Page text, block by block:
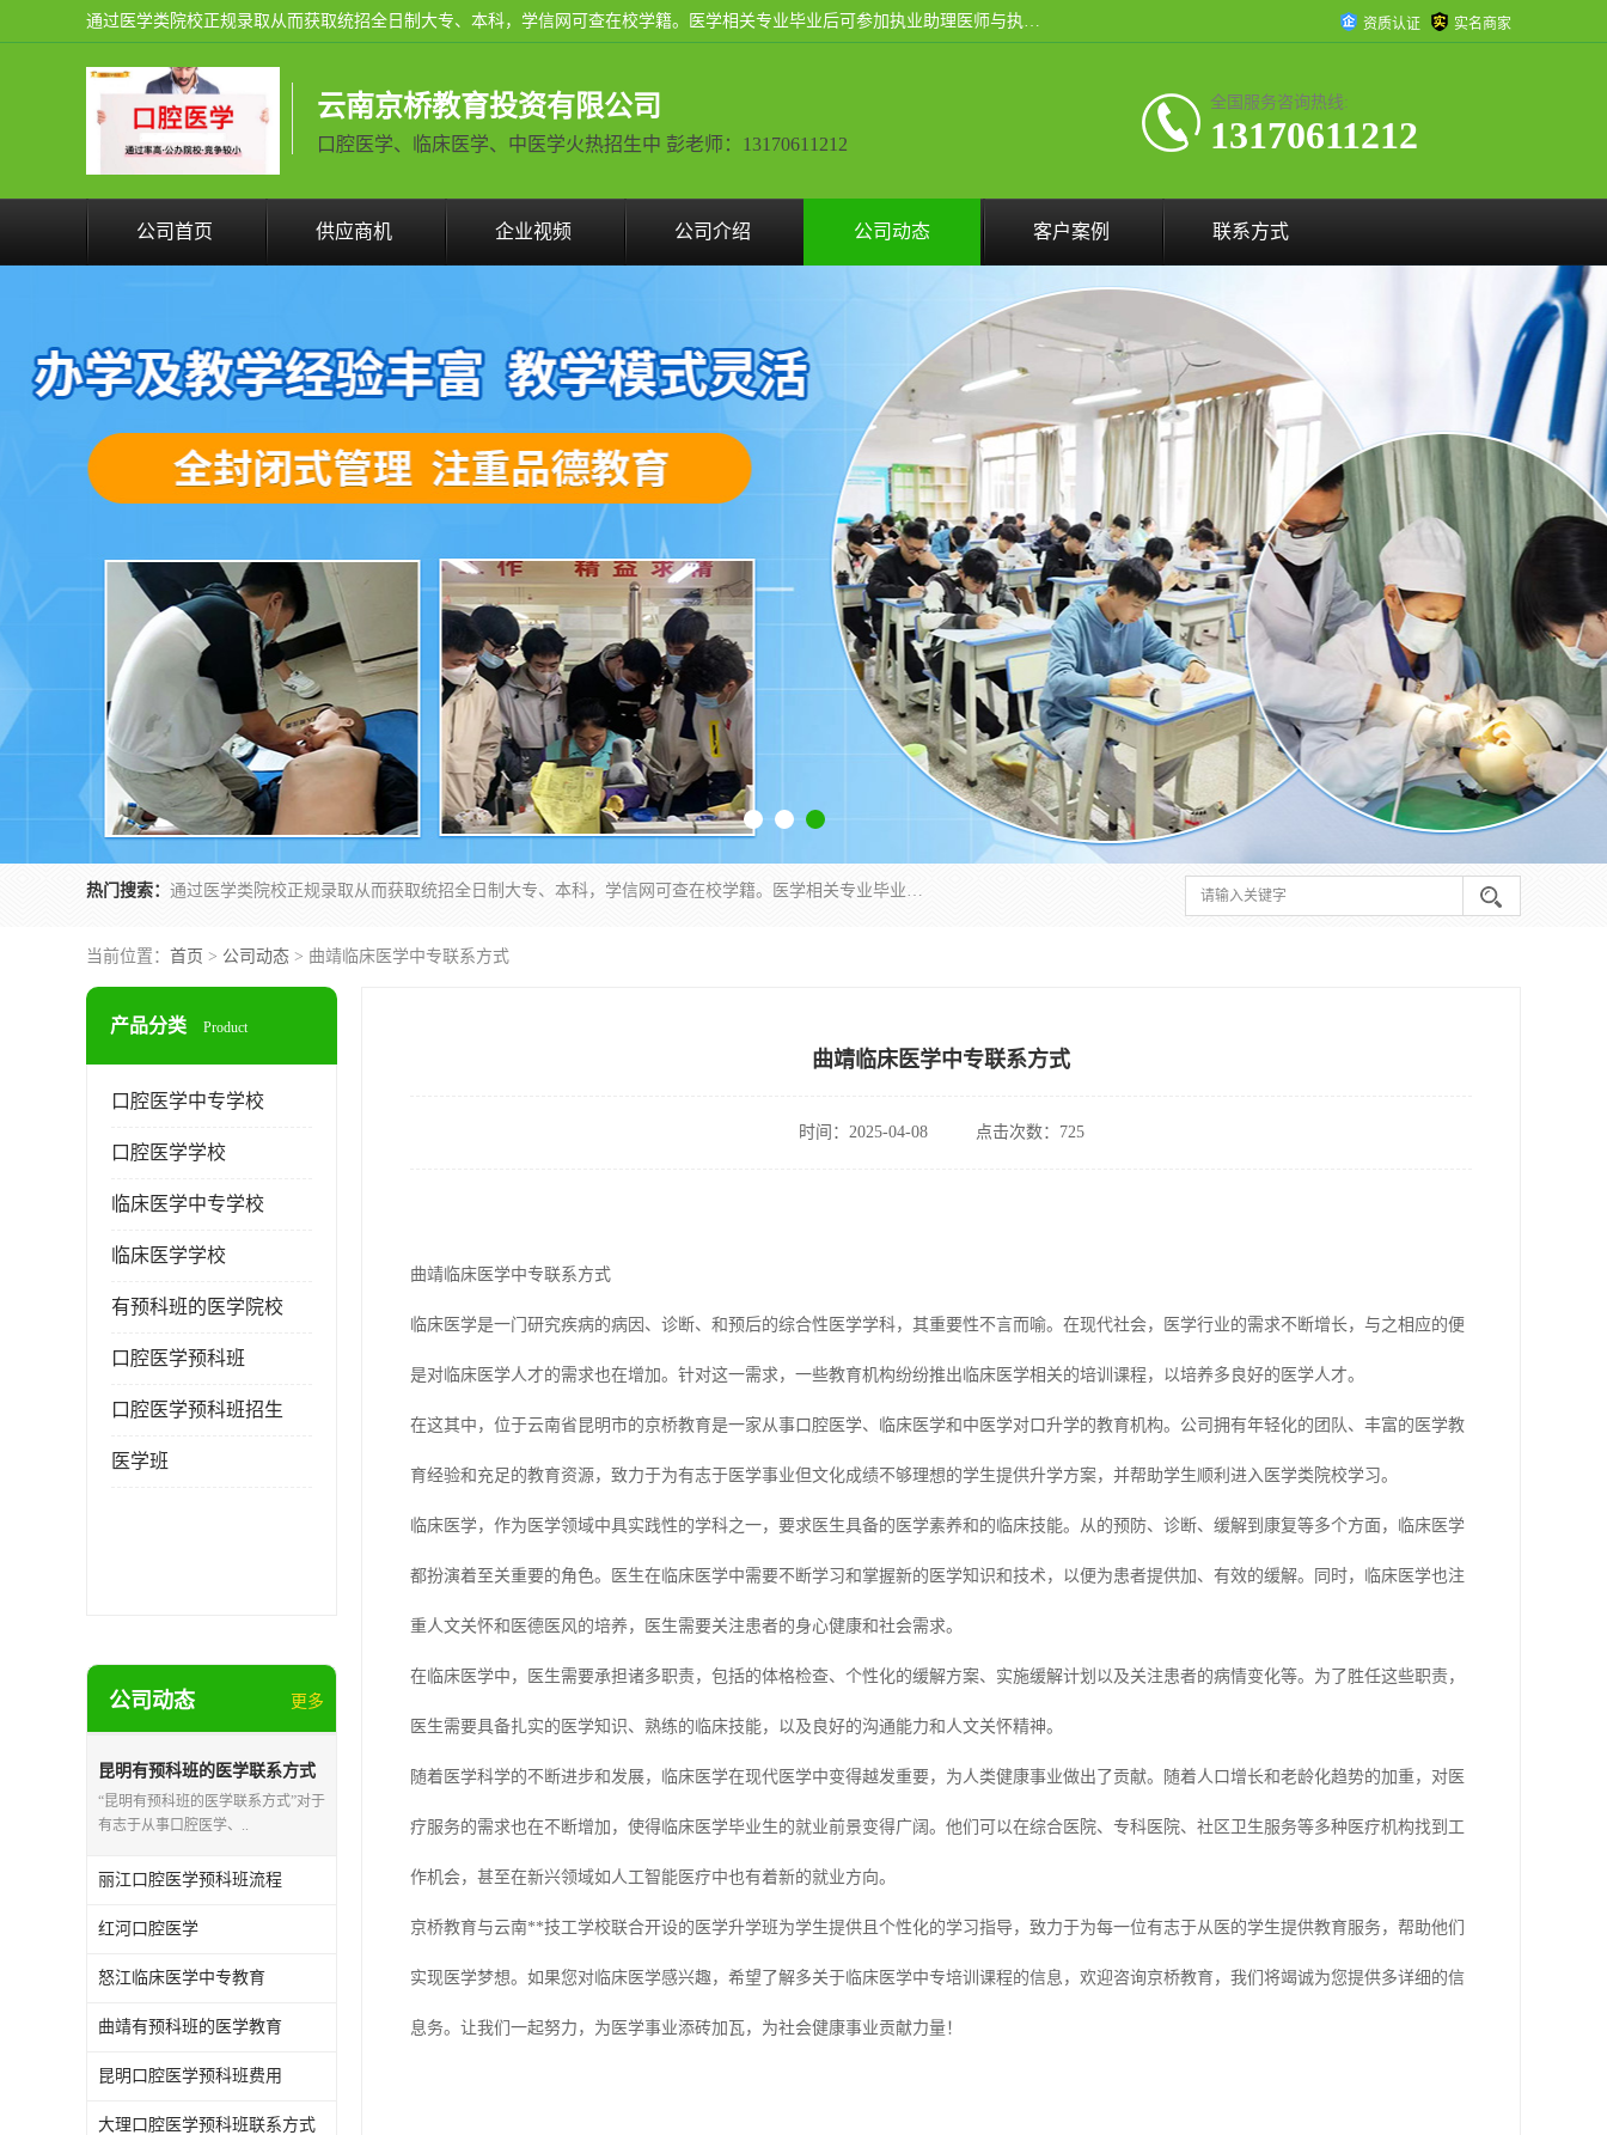
通过医学类院校正规录取从而获取统招全日制大专、本科，学信网可查在校学籍。医学相关专业毕业后可参加执业助理医师与执业医师证书考试（如口腔医学、临床医学、中医学等专业）. 资质认证 实名商家
云南京桥教育投资有限公司
口腔医学、临床医学、中医学火热招生中 彭老师：13170611212
全国服务咨询热线:
13170611212
公司首页 供应商机 企业视频 公司介绍 公司动态 客户案例 联系方式
热门搜索： 通过医学类院校正规录取从而获取统招全日制大专、本科，学信网可查在校学籍。医学相关专业毕业后可参加执业助理医师与执业医师证书考试（如口腔医学、临床医学、中医学等专业）.
当前位置： 首页 > 公司动态 > 曲靖临床医学中专联系方式
产品分类 Product
口腔医学中专学校
口腔医学学校
临床医学中专学校
临床医学学校
有预科班的医学院校
口腔医学预科班
口腔医学预科班招生
医学班
公司动态 更多
昆明有预科班的医学联系方式
“昆明有预科班的医学联系方式”对于
有志于从事口腔医学、..
丽江口腔医学预科班流程
红河口腔医学
怒江临床医学中专教育
曲靖有预科班的医学教育
昆明口腔医学预科班费用
大理口腔医学预科班联系方式
曲靖临床医学中专联系方式
时间：2025-04-08 点击次数：725
曲靖临床医学中专联系方式
临床医学是一门研究疾病的病因、诊断、和预后的综合性医学学科，其重要性不言而喻。在现代社会，医学行业的需求不断增长，与之相应的便
是对临床医学人才的需求也在增加。针对这一需求，一些教育机构纷纷推出临床医学相关的培训课程，以培养多良好的医学人才。
在这其中，位于云南省昆明市的京桥教育是一家从事口腔医学、临床医学和中医学对口升学的教育机构。公司拥有年轻化的团队、丰富的医学教
育经验和充足的教育资源，致力于为有志于医学事业但文化成绩不够理想的学生提供升学方案，并帮助学生顺利进入医学类院校学习。
临床医学，作为医学领域中具实践性的学科之一，要求医生具备的医学素养和的临床技能。从的预防、诊断、缓解到康复等多个方面，临床医学
都扮演着至关重要的角色。医生在临床医学中需要不断学习和掌握新的医学知识和技术，以便为患者提供加、有效的缓解。同时，临床医学也注
重人文关怀和医德医风的培养，医生需要关注患者的身心健康和社会需求。
在临床医学中，医生需要承担诸多职责，包括的体格检查、个性化的缓解方案、实施缓解计划以及关注患者的病情变化等。为了胜任这些职责，
医生需要具备扎实的医学知识、熟练的临床技能，以及良好的沟通能力和人文关怀精神。
随着医学科学的不断进步和发展，临床医学在现代医学中变得越发重要，为人类健康事业做出了贡献。随着人口增长和老龄化趋势的加重，对医
疗服务的需求也在不断增加，使得临床医学毕业生的就业前景变得广阔。他们可以在综合医院、专科医院、社区卫生服务等多种医疗机构找到工
作机会，甚至在新兴领域如人工智能医疗中也有着新的就业方向。
京桥教育与云南**技工学校联合开设的医学升学班为学生提供且个性化的学习指导，致力于为每一位有志于从医的学生提供教育服务，帮助他们
实现医学梦想。如果您对临床医学感兴趣，希望了解多关于临床医学中专培训课程的信息，欢迎咨询京桥教育，我们将竭诚为您提供多详细的信
息务。让我们一起努力，为医学事业添砖加瓦，为社会健康事业贡献力量！